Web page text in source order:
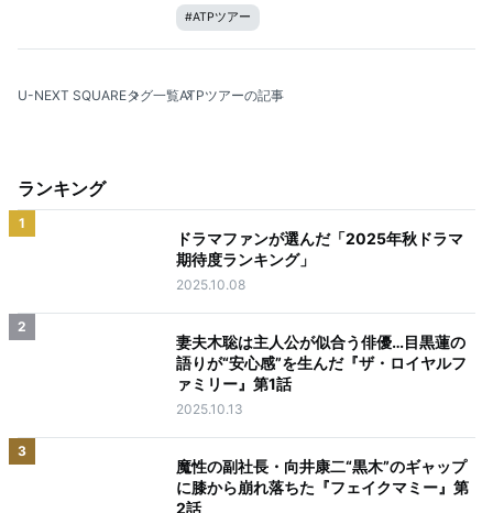
#ATPツアー
U-NEXT SQUAREタグ一覧ATPツアーの記事
ランキング
1
ドラマファンが選んだ「2025年秋ドラマ
期待度ランキング」
2025.10.08
2
妻夫木聡は主人公が似合う俳優…目黒蓮の
語りが“安心感”を生んだ『ザ・ロイヤルフ
ァミリー』第1話
2025.10.13
3
魔性の副社長・向井康二“黒木”のギャップ
に膝から崩れ落ちた『フェイクマミー』第
2話